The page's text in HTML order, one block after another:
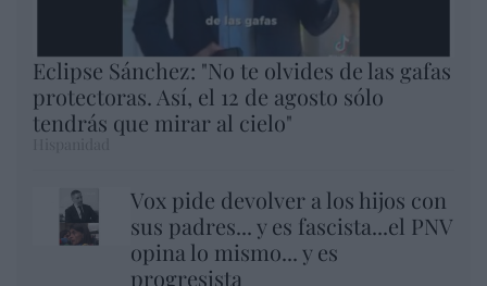
Eclipse Sánchez: "No te olvides de las gafas
protectoras. Así, el 12 de agosto sólo
tendrás que mirar al cielo"
Vox pide devolver a los hijos con
sus padres... y es fascista...el PNV
opina lo mismo... y es
progresista